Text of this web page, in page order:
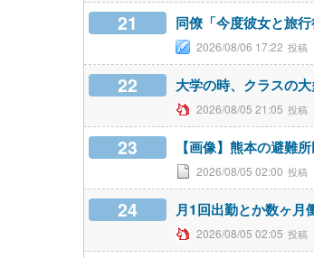
21 同僚「今度彼女と旅
2026/08/06 17:22
22 大学の時、クラスの
2026/08/05 21:05
23 【画像】熊本の避難
2026/08/05 02:00
24 月1回出勤とか数ヶ月
2026/08/05 02:05